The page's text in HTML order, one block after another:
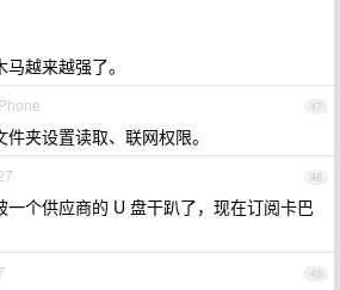
越来越强了。
47
夹设置读取、联网权限。
48
一个供应商的 U 盘干趴了，现在订阅卡巴
49